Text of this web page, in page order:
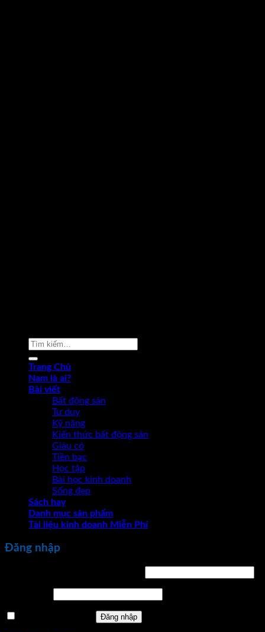
Tìm
kiếm:
Trang Chủ
Nam là ai?
Bài viết
Bất động sản
Tư duy
Kỹ năng
Kiến thức bất động sản
Giàu có
Tiền bạc
Học tập
Bài học kinh doanh
Sống đẹp
Sách hay
Danh mục sản phẩm
Tài liệu kinh doanh Miễn Phí
Đăng nhập
Đăng nhập